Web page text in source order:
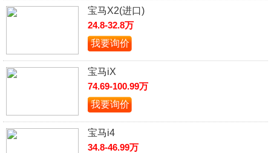
宝马X2(进口)
24.8-32.8万
我要询价
宝马iX
74.69-100.99万
我要询价
宝马i4
34.8-46.99万